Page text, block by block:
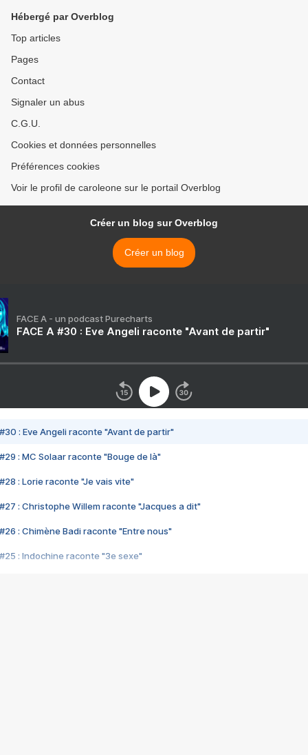
Hébergé par Overblog
Top articles
Pages
Contact
Signaler un abus
C.G.U.
Cookies et données personnelles
Préférences cookies
Voir le profil de caroleone sur le portail Overblog
Créer un blog sur Overblog
Créer un blog
FACE A - un podcast Purecharts
FACE A #30 : Eve Angeli raconte "Avant de partir"
#30 : Eve Angeli raconte "Avant de partir"
#29 : MC Solaar raconte "Bouge de là"
#28 : Lorie raconte "Je vais vite"
#27 : Christophe Willem raconte "Jacques a dit"
#26 : Chimène Badi raconte "Entre nous"
#25 : Indochine raconte "3e sexe"